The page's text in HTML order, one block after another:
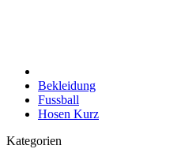
Bekleidung
Fussball
Hosen Kurz
Kategorien